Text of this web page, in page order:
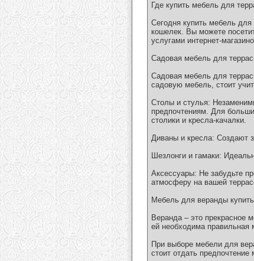
Где купить мебель для
Сегодня купить мебель
кошелек. Вы можете
услугами интернет-
Садовая мебель для
Садовая мебель для
садовую мебель, стоит
Столы и стулья:
предпочтениям. Для
столики и кресла-качалки.
Диваны и кресла: Создают
Шезлонги и гамаки:
Аксессуары: Не забудьте
атмосферу на вашей
Мебель для веранды
Веранда – это прекрасное
ей необходима правильная
При выборе мебели для
стоит отдать